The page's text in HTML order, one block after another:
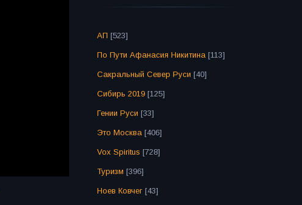
АП [523]
По Пути Афанасия Никитина [113]
Сакральный Север Руси [40]
Сибирь 2019 [125]
Гении Руси [33]
Это Москва [406]
Vox Spiritus [728]
Туризм [396]
Ноев Ковчег [43]